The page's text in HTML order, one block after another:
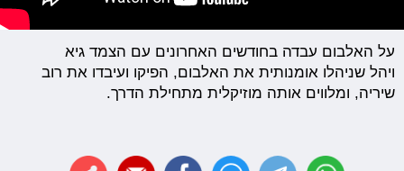
על האלבום עבדה בחודשים האחרונים עם הצמד גיא
ויהל שניהלו אומנותית את האלבום, הפיקו ועיבדו את רוב
שיריה, ומלווים אותה מוזיקלית מתחילת הדרך.